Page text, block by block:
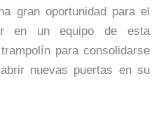
gran oportunidad para el
en un equipo de esta
para consolidarse
nuevas puertas en su